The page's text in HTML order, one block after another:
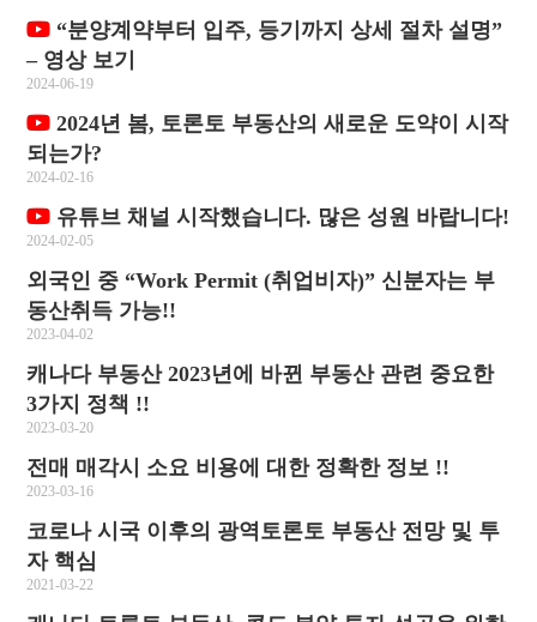
“분양계약부터 입주, 등기까지 상세 절차 설명”
– 영상 보기
2024-06-19
2024년 봄, 토론토 부동산의 새로운 도약이 시작
되는가?
2024-02-16
유튜브 채널 시작했습니다. 많은 성원 바랍니다!
2024-02-05
외국인 중 “Work Permit (취업비자)” 신분자는 부
동산취득 가능!!
2023-04-02
캐나다 부동산 2023년에 바뀐 부동산 관련 중요한
3가지 정책 !!
2023-03-20
전매 매각시 소요 비용에 대한 정확한 정보 !!
2023-03-16
코로나 시국 이후의 광역토론토 부동산 전망 및 투
자 핵심
2021-03-22